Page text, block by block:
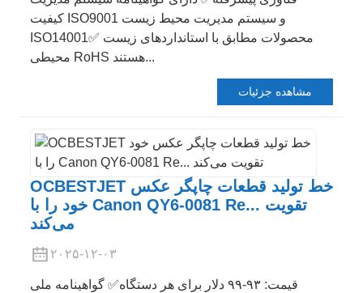
کیفیت ISO9001 و سیستم مدیریت محیط زیست
ISO14001✅ محصولات مطابق با استانداردهای زیست
محیطی RoHS هستند...
مشاهده جزئیات
OCBESTJET خط تولید قطعات چاپگر عکس
خود را با Canon QY6-0081 Re... تقویت
می‌کند
۲۰۲۵-۱۲-۰۳
قیمت: ۹۳-۹۹ دلار برای هر دستگاه✅ گواهینامه ملی